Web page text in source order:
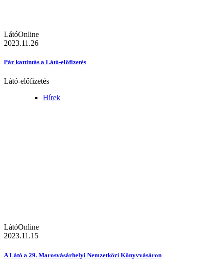
LátóOnline
2023.11.26
Pár kattintás a Látó-előfizetés
Látó-előfizetés
Hírek
LátóOnline
2023.11.15
A Látó a 29. Marosvásárhelyi Nemzetközi Könyvvásáron